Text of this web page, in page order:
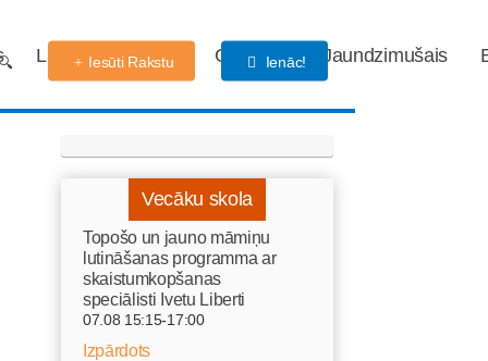
Labdarības fonds Gaidības Jaundzimušais
Iesūti Rakstu Ienāc!
Vecāku skola
Topošo un jauno māmiņu
lutināšanas programma ar
skaistumkopšanas
speciālisti Ivetu Liberti
07.08 15:15-17:00
Izpārdots